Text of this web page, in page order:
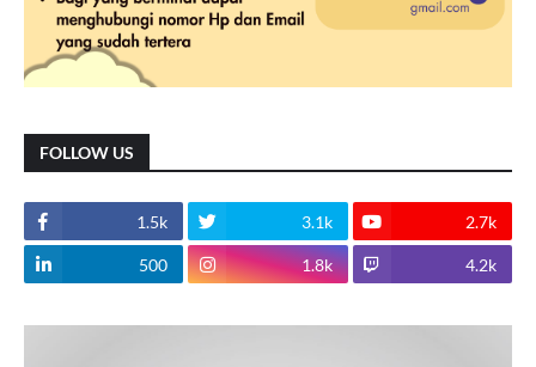
FOLLOW US
1.5k 3.1k 2.7k
500 1.8k 4.2k